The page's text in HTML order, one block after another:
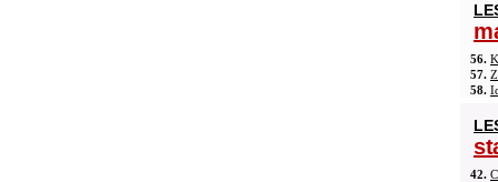
56.
57.
58.
42.